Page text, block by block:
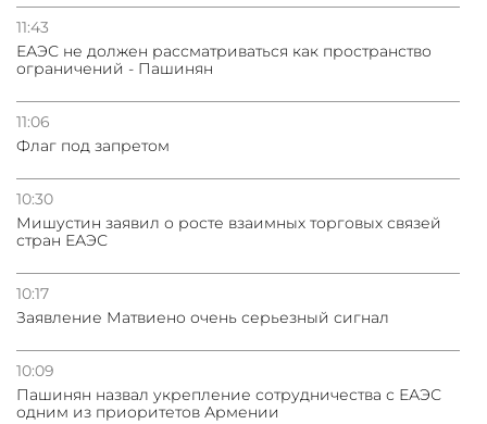
11:43
ЕАЭС не должен рассматриваться как пространство
ограничений - Пашинян
11:06
Флаг под запретом
10:30
Мишустин заявил о росте взаимных торговых связей
стран ЕАЭС
10:17
Заявление Матвиено очень серьезный сигнал
10:09
Пашинян назвал укрепление сотрудничества с ЕАЭС
одним из приоритетов Армении